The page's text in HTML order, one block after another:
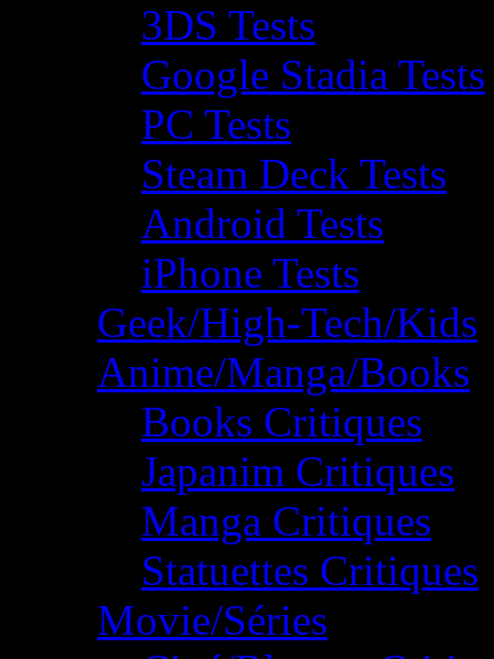
3DS Tests
Google Stadia Tests
PC Tests
Steam Deck Tests
Android Tests
iPhone Tests
Geek/High-Tech/Kids
Anime/Manga/Books
Books Critiques
Japanim Critiques
Manga Critiques
Statuettes Critiques
Movie/Séries